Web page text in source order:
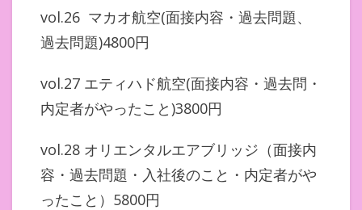
vol.26 マカオ航空(面接内容・過去問題、
過去問題)4800円
vol.27 エティハド航空(面接内容・過去問・
内定者がやったこと)3800円
vol.28 オリエンタルエアブリッジ（面接内
容・過去問題・入社後のこと・内定者がや
ったこと）5800円